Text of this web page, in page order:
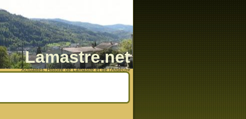
Lamastre.net
Actualités, Histoire de Lamastre et de l'Ardèche